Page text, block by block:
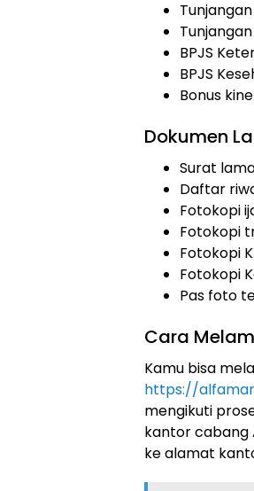
BPJS
BPJS
Bonus
Dokumen
Surat
Daftar
Fotokopi
Fotokopi
Fotokopi
Fotokopi
Pas foto
Cara
Kamu bisa
https://
mengikuti
kantor cabang
ke alamat